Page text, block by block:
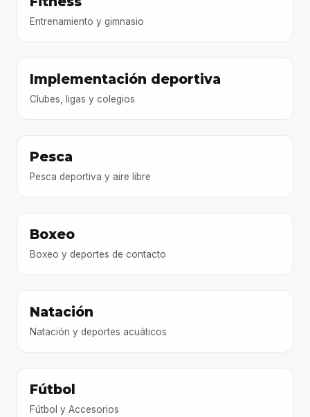
Entrenamiento y gimnasio
Implementación deportiva
Clubes, ligas y colegios
Pesca
Pesca deportiva y aire libre
Boxeo
Boxeo y deportes de contacto
Natación
Natación y deportes acuáticos
Fútbol
Fútbol y Accesorios